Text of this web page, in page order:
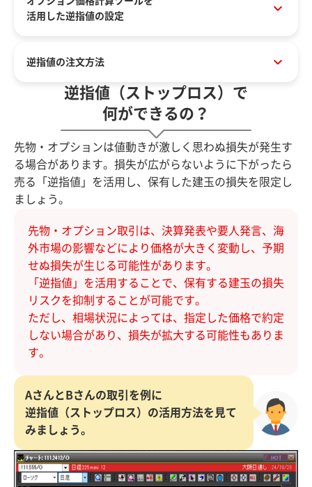
活用した逆指値の設定
逆指値の注文方法
逆指値（ストップロス）で
何ができるの？
先物・オプションは値動きが激しく思わぬ損失が発生す
る場合があります。損失が広がらないように下がったら
売る「逆指値」を活用し、保有した建玉の損失を限定し
ましょう。
先物・オプション取引は、決算発表や要人発言、海
外市場の影響などにより価格が大きく変動し、予期
せぬ損失が生じる可能性があります。
「逆指値」を活用することで、保有する建玉の損失
リスクを抑制することが可能です。
ただし、相場状況によっては、指定した価格で約定
しない場合があり、損失が拡大する可能性もありま
す。
AさんとBさんの取引を例に
逆指値（ストップロス）の活用方法を見て
みましょう。